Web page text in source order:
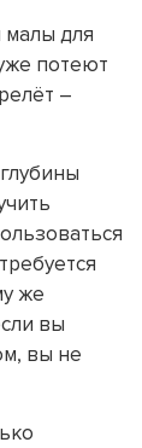
малы для
потеют
–
же
вы
вы не